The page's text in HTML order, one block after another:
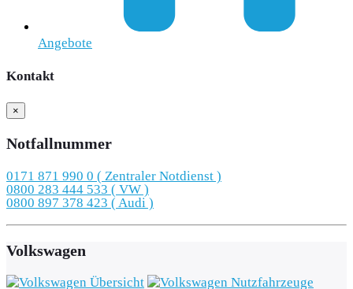
Angebote
Kontakt
×
Notfallnummer
0171 871 990 0 ( Zentraler Notdienst )
0800 283 444 533 ( VW )
0800 897 378 423 ( Audi )
Volkswagen